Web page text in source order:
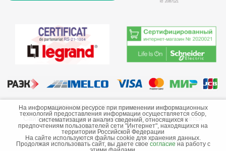
©2013-2026 ООО «Краснодарэлектро»
Сайт носит информационный характер и не является
публичной офертой.
Стоимость товаров и их наличие не гарантируются.
На информационном ресурсе при применении информационных
технологий предоставления информации осуществляется сбор,
систематизация и анализ сведений, относящихся к
предпочтениям пользователей сети "Интернет", находящихся на
территории Российской Федерации
На сайте используются файлы cookie для хранения данных.
Продолжая использовать сайт, вы даете свое согласие на работу с